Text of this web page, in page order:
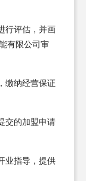
行评估，并画
有限公司审
缴纳经营保证
交的加盟申请
业指导，提供